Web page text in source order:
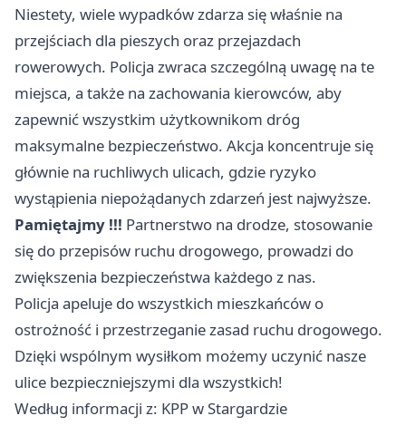
Niestety, wiele wypadków zdarza się właśnie na
przejściach dla pieszych oraz przejazdach
rowerowych. Policja zwraca szczególną uwagę na te
miejsca, a także na zachowania kierowców, aby
zapewnić wszystkim użytkownikom dróg
maksymalne bezpieczeństwo. Akcja koncentruje się
głównie na ruchliwych ulicach, gdzie ryzyko
wystąpienia niepożądanych zdarzeń jest najwyższe.
Pamiętajmy !!! Partnerstwo na drodze, stosowanie
się do przepisów ruchu drogowego, prowadzi do
zwiększenia bezpieczeństwa każdego z nas.
Policja apeluje do wszystkich mieszkańców o
ostrożność i przestrzeganie zasad ruchu drogowego.
Dzięki wspólnym wysiłkom możemy uczynić nasze
ulice bezpieczniejszymi dla wszystkich!
Według informacji z: KPP w Stargardzie